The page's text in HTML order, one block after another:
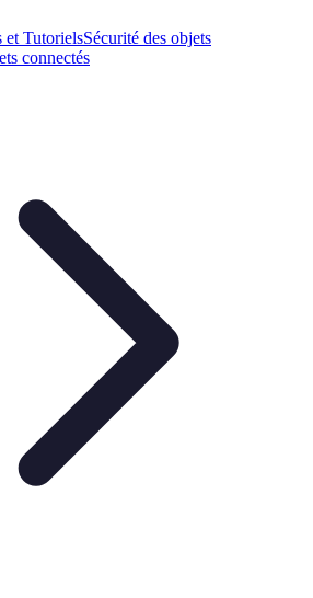
et TutorielsSécurité des objets
connectés